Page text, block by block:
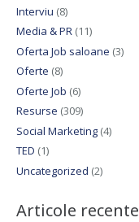
Interviu (8)
Media & PR(11)
Oferta Job saloane (3)
Oferte (8)
Oferte Job (6)
Resurse (309)
Social Marketing(4)
TED (1)
Uncategorized (2)
Articole recente